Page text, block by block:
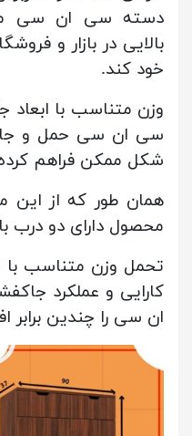
دسته سی ان سی
بالایی در بازار و
خود کند.
وزن متناسب با
سی ان سی حمل و جا
شکل ممکن فراهم
همان طور که از
محصول دارای دو درب
تحمل وزن متناسب با
کارایی و عملکرد
ان سی را چندین برابر